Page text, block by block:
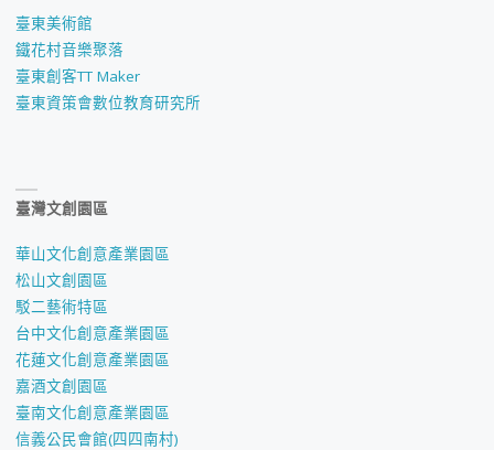
臺東美術館
鐵花村音樂聚落
臺東創客TT Maker
臺東資策會數位教育研究所
臺灣文創園區
華山文化創意產業園區
松山文創園區
駁二藝術特區
台中文化創意產業園區
花蓮文化創意產業園區
嘉酒文創園區
臺南文化創意產業園區
信義公民會館(四四南村)